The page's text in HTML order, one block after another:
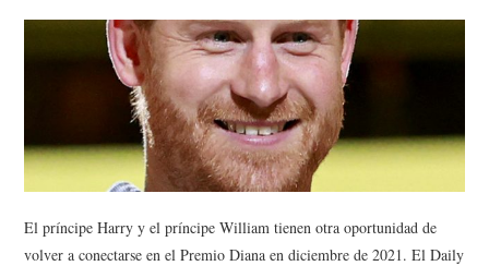
El príncipe Harry y el príncipe William tienen otra oportunidad de
volver a conectarse en el Premio Diana en diciembre de 2021. El Daily